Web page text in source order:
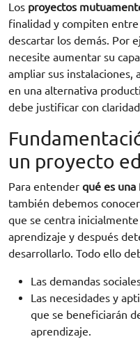
Los proyectos
finalidad y compiten
descartar los demás. Por
necesite aumentar su
ampliar sus
en una alternativa
debe justificar con
un proyecto
Para entender qué es
también debemos
que se centra
aprendizaje y después
desarrollarlo. Todo ello
Las demandas
Las necesidades y
que se beneficiarán
aprendizaje.